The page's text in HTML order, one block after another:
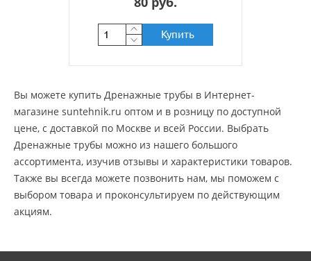
Купить
Вы можете купить Дренажные трубы в Интернет-
магазине suntehnik.ru оптом и в розницу по доступной
цене, c доставкой по Москве и всей России. Выбрать
Дренажные трубы можно из нашего большого
ассортимента, изучив отзывы и характеристики товаров.
Также вы всегда можете позвонить нам, мы поможем с
выбором товара и проконсультируем по действующим
акциям.